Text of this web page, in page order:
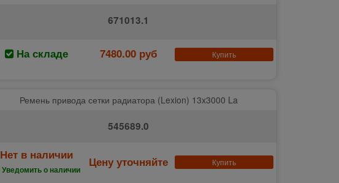
671013.1
На складе 7480.00 руб Купить
Ремень привода сетки радиатора (Lexion) 13x3000 La
545689.0
Нет в наличии
Уведомить о наличии
Цену уточняйте Купить